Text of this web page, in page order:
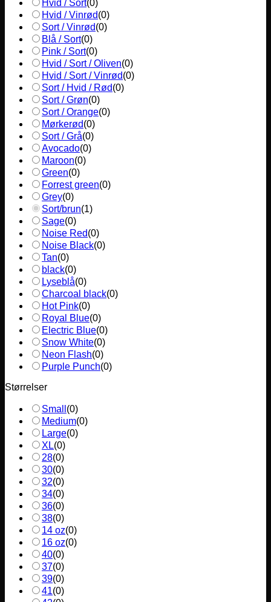
Hvid / Sort(0)
Hvid / Vinrød(0)
Sort / Vinrød(0)
Blå / Sort(0)
Pink / Sort(0)
Hvid / Sort / Oliven(0)
Hvid / Sort / Vinrød(0)
Sort / Hvid / Rød(0)
Sort / Grøn(0)
Sort / Orange(0)
Mørkerød(0)
Sort / Grå(0)
Avocado(0)
Maroon(0)
Green(0)
Forrest green(0)
Grey(0)
Sort/brun(1)
Sage(0)
Noise Red(0)
Noise Black(0)
Tan(0)
black(0)
Lyseblå(0)
Charcoal black(0)
Hot Pink(0)
Royal Blue(0)
Electric Blue(0)
Snow White(0)
Neon Flash(0)
Purple Punch(0)
Størrelser
Small (0)
Medium(0)
Large(0)
XL(0)
28(0)
30(0)
32(0)
34(0)
36(0)
38(0)
14 oz(0)
16 oz(0)
40(0)
37(0)
39(0)
41(0)